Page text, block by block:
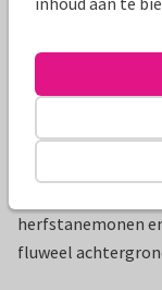
herfstanemonen
fluweel